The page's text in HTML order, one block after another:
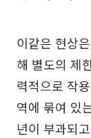
이같은 현상
해 별도의 제
력적으로 작
역에 묶여 있
년이 부과되